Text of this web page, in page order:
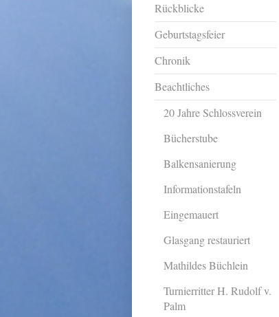
Rückblicke
Geburtstagsfeier
Chronik
Beachtliches
20 Jahre Schlossverein
Bücherstube
Balkensanierung
Informationstafeln
Eingemauert
Glasgang restauriert
Mathildes Büchlein
Turnierritter H. Rudolf v.
Palm